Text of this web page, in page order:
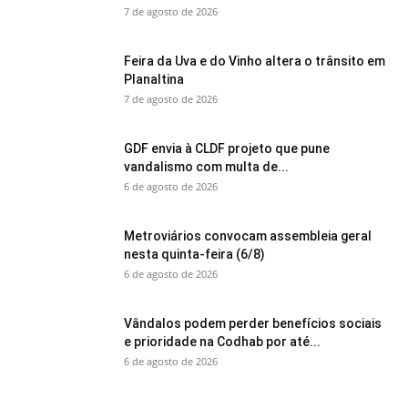
7 de agosto de 2026
Feira da Uva e do Vinho altera o trânsito em
Planaltina
7 de agosto de 2026
GDF envia à CLDF projeto que pune
vandalismo com multa de...
6 de agosto de 2026
Metroviários convocam assembleia geral
nesta quinta-feira (6/8)
6 de agosto de 2026
Vândalos podem perder benefícios sociais
e prioridade na Codhab por até...
6 de agosto de 2026